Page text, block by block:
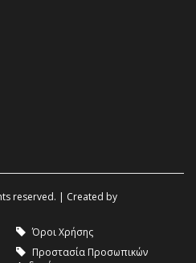
reserved. | Created by
Όροι Χρήσης
Προστασία Προσωπικών